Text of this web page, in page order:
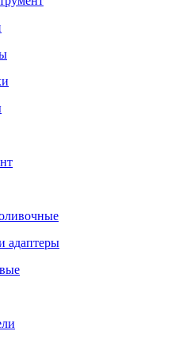
адаптеры